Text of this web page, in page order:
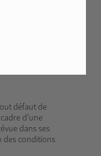
défaut de
d’une
dans ses
des conditions